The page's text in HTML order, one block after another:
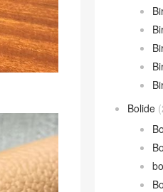
Bolide